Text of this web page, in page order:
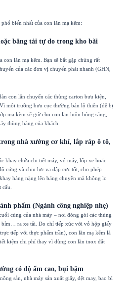
biến nhất của con lăn mạ kẽm:
băng tải tự do trong kho bãi
lăn mạ kẽm. Bạn sẽ bắt gặp chúng rất
của các đơn vị chuyển phát nhanh (GHN,
con lăn chuyển các thùng carton bưu kiện,
môi trường bưu cục thường bán lộ thiên (dễ bị
mạ kẽm sẽ giữ cho con lăn luôn bóng sáng,
thùng hàng của khách.
nhà xưởng cơ khí, lắp ráp ô tô,
khay chứa chi tiết máy, vỏ máy, lốp xe hoặc
cứng và chịu lực va đập cực tốt, cho phép
hàng nặng lên băng chuyền mà không lo
phẩm (Ngành công nghiệp nhẹ)
cùng của nhà máy – nơi đóng gói các thùng
bỉm… ra xe tải. Do chỉ tiếp xúc với vỏ hộp giấy
tiếp với thực phẩm trần), con lăn mạ kẽm là
kiệm chi phí thay vì dùng con lăn inox đắt
có độ ẩm cao, bụi bặm
sản, nhà máy sản xuất giấy, dệt may, bao bì